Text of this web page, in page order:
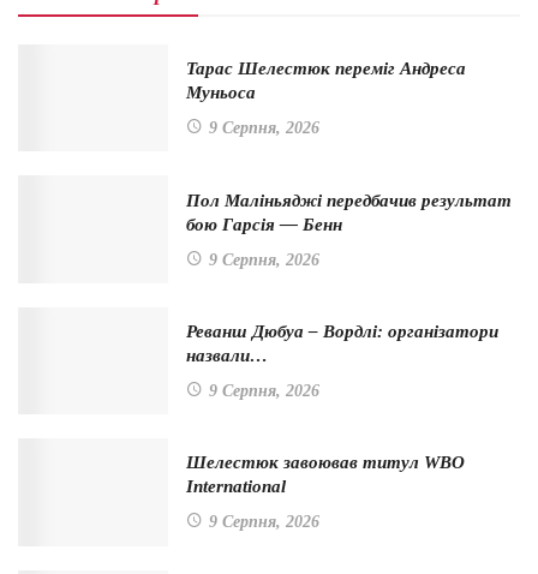
Тарас Шелестюк переміг Андреса
Муньоса
9 Серпня, 2026
Пол Маліньяджі передбачив результат
бою Гарсія — Бенн
9 Серпня, 2026
Реванш Дюбуа – Вордлі: організатори
назвали…
9 Серпня, 2026
Шелестюк завоював титул WBO
International
9 Серпня, 2026